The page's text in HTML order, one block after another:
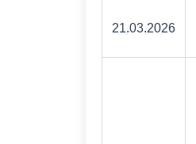
21.03.2026